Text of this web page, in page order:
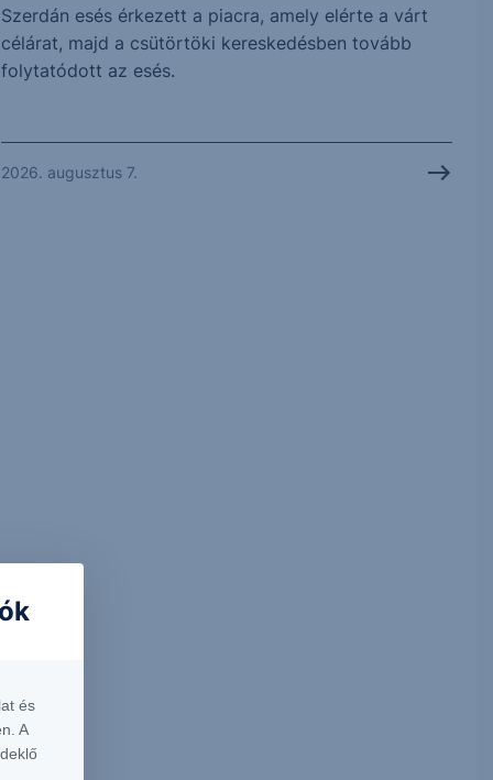
Szerdán esés érkezett a piacra, amely elérte a várt
célárat, majd a csütörtöki kereskedésben tovább
folytatódott az esés.
2026. augusztus 7.
és
A